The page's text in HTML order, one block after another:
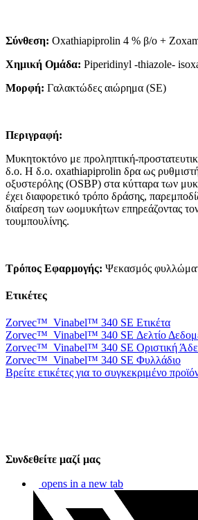
Σύνθεση: Oxathiapiprolin 4 % β/ο +
Χημική Ομάδα: Piperidinyl -thiazole-
Μορφή: Γαλακτώδες αιώρημα (SE)
Περιγραφή:
Μυκητοκτόνο με προληπτική-
δ.ο. Η δ.ο. oxathiapiprolin δρα ως
οξυστερόλης (OSBP) στα κύτταρα των
έχει διαφορετικό τρόπο δράσης,
διαίρεση των ωομυκήτων επηρεάζοντας
τουμπουλίνης.
Τρόπος Εφαρμογής: Ψεκασμός
Ετικέτες
Zorvec™ Vinabel™ 340 SE Ετικέτα
Zorvec™ Vinabel™ 340 SE Δελτίο
Zorvec™ Vinabel™ 340 SE Οριστική
Zorvec™ Vinabel™ 340 SE Φυλλάδιο
Βρείτε ετικέτες για το συγκεκριμένο
Συνδεθείτε μαζί μας
opens in a new tab